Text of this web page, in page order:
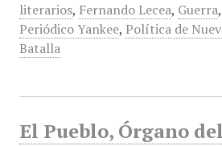
literarios, Fernando Lecea, Guerra,
Periódico Yankee, Política de
Batalla
El Pueblo, Órgano